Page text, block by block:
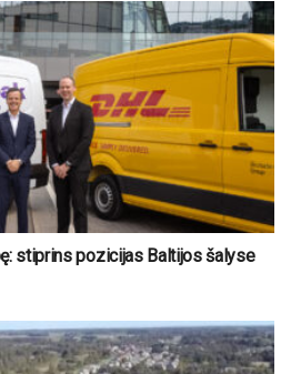
stiprins pozicijas Baltijos šalyse